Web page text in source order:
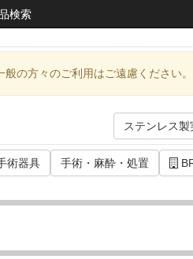
検索
の方々のご利用はご遠慮ください。
ステンレス
手術・麻酔・処置
術器具